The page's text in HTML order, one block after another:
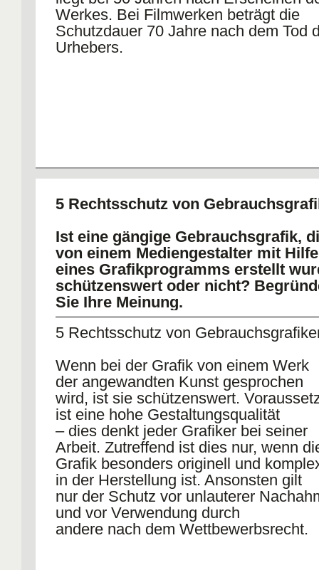
Werkes. Bei Filmwerken beträgt die
Schutzdauer 70 Jahre nach dem Tod
Urhebers.
5 Rechtsschutz von
Ist eine gängige Gebrauchsgrafik,
von einem Mediengestalter mit Hilfe
eines Grafikprogramms erstellt
schützenswert oder nicht?
Sie Ihre Meinung.
5 Rechtsschutz von
Wenn bei der Grafik von einem Werk
der angewandten Kunst gesprochen
wird, ist sie schützenswert.
ist eine hohe Gestaltungsqualität
– dies denkt jeder Grafiker bei seiner
Arbeit. Zutreffend ist dies nur, wenn
Grafik besonders originell und
in der Herstellung ist. Ansonsten gilt
nur der Schutz vor unlauterer
und vor Verwendung durch
andere nach dem Wettbewerbsrecht.